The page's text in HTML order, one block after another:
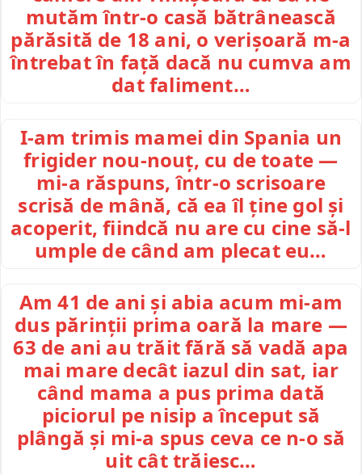
mutăm într-o casă bătrânească
părăsită de 18 ani, o verișoară m-a
întrebat în față dacă nu cumva am
dat faliment…
I-am trimis mamei din Spania un
frigider nou-nouț, cu de toate —
mi-a răspuns, într-o scrisoare
scrisă de mână, că ea îl ține gol și
acoperit, fiindcă nu are cu cine să-l
umple de când am plecat eu…
Am 41 de ani și abia acum mi-am
dus părinții prima oară la mare —
63 de ani au trăit fără să vadă apa
mai mare decât iazul din sat, iar
când mama a pus prima dată
piciorul pe nisip a început să
plângă și mi-a spus ceva ce n-o să
uit cât trăiesc…